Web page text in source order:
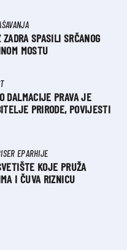
SPASILI SRČANOG
MOSTU
DALMACIJE PRAVA JE
PRIRODE, POVIJESTI
EPARHIJE
KOJE PRUŽA
I ČUVA RIZNICU